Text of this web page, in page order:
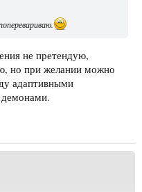
не претендую,
но при желании можно
адаптивными